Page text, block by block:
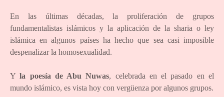
En las últimas décadas, la proliferación de grupos
fundamentalistas islámicos y la aplicación de la sharia o ley
islámica en algunos países ha hecho que sea casi imposible
despenalizar la homosexualidad.
Yla poesía de Abu Nuwas, celebrada en el pasado en el
mundo islámico, es vista hoy con vergüenza por algunos grupos.